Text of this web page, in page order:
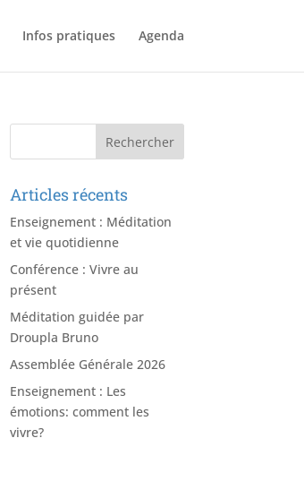
Infos pratiques Agenda
Articles récents
Enseignement : Méditation
et vie quotidienne
Conférence : Vivre au
présent
Méditation guidée par
Droupla Bruno
Assemblée Générale 2026
Enseignement : Les
émotions: comment les
vivre?